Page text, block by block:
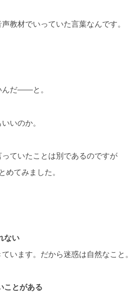
教材でいっていた言葉なんです。
んだ――と。
いのか。
ていたことは別であるのですが
めてみました。
ない
います。だから迷惑は自然なこと。
ことがある